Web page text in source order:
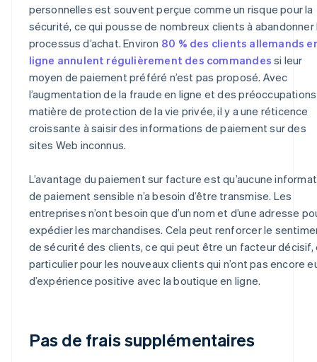
personnelles est souvent perçue comme un risque pour la
sécurité, ce qui pousse de nombreux clients à abandonner
processus d’achat. Environ 80 % des clients allemands
ligne annulent régulièrement des commandes si leur
moyen de paiement préféré n’est pas proposé. Avec
l’augmentation de la fraude en ligne et des
matière de protection de la vie privée, il y a une réticence
croissante à saisir des informations de paiement sur des
sites Web inconnus.
L’avantage du paiement sur facture est qu’aucune
de paiement sensible n’a besoin d’être transmise. Les
entreprises n’ont besoin que d’un nom et d’une adresse
expédier les marchandises. Cela peut renforcer le
de sécurité des clients, ce qui peut être un facteur décisif,
particulier pour les nouveaux clients qui n’ont pas encore
d’expérience positive avec la boutique en ligne.
Pas de frais supplémentaires